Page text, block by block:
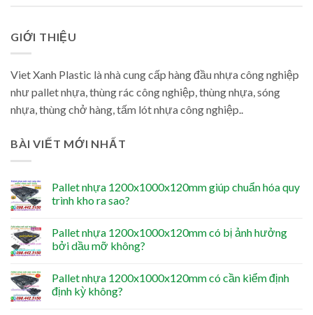
GIỚI THIỆU
Viet Xanh Plastic là nhà cung cấp hàng đầu nhựa công nghiệp
như pallet nhựa, thùng rác công nghiệp, thùng nhựa, sóng
nhựa, thùng chở hàng, tấm lót nhựa công nghiệp..
BÀI VIẾT MỚI NHẤT
Pallet nhựa 1200x1000x120mm giúp chuẩn hóa quy
trình kho ra sao?
Pallet nhựa 1200x1000x120mm có bị ảnh hưởng
bởi dầu mỡ không?
Pallet nhựa 1200x1000x120mm có cần kiểm định
định kỳ không?